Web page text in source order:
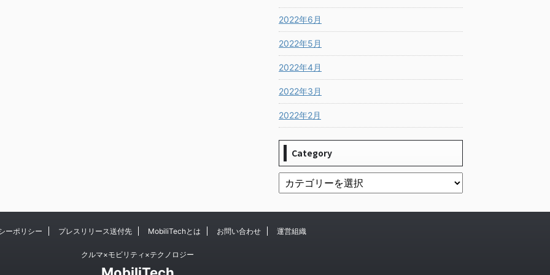
2022年6月
2022年5月
2022年4月
2022年3月
2022年2月
Category
ーポリシー プレスリリース送付先 MobiliTechとは お問い合わせ 運営組織
クルマ×モビリティ×テクノロジー